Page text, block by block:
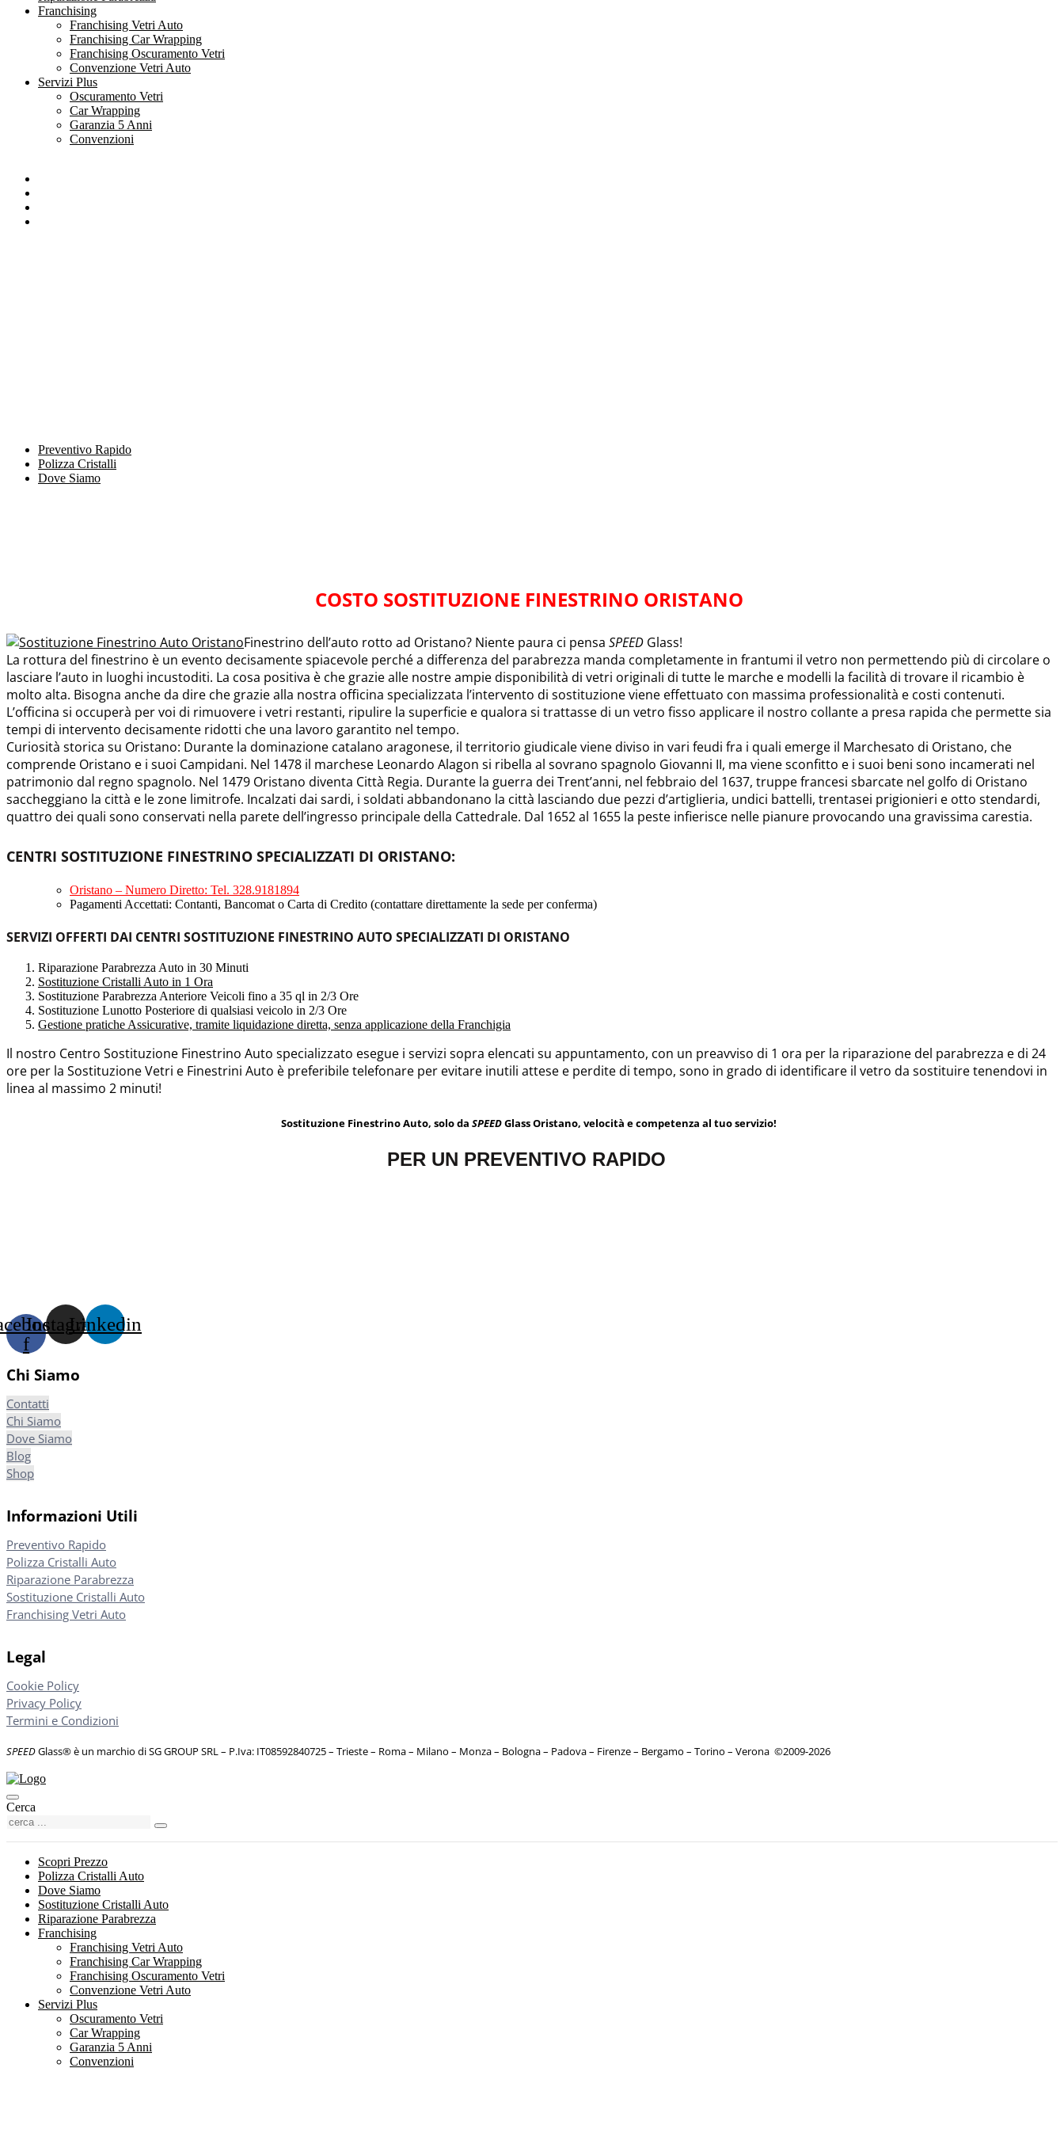
Franchising
Franchising Vetri Auto
Franchising Car Wrapping
Franchising Oscuramento Vetri
Convenzione Vetri Auto
Servizi Plus
Oscuramento Vetri
Car Wrapping
Garanzia 5 Anni
Convenzioni
Preventivo Rapido
Polizza Cristalli
Dove Siamo
COSTO SOSTITUZIONE FINESTRINO ORISTANO
Finestrino dell’auto rotto ad Oristano? Niente paura ci pensa SPEED Glass!
La rottura del finestrino è un evento decisamente spiacevole perché a differenza del parabrezza manda completamente in frantumi il vetro non permettendo più di circolare o
lasciare l’auto in luoghi incustoditi. La cosa positiva è che grazie alle nostre ampie disponibilità di vetri originali di tutte le marche e modelli la facilità di trovare il ricambio è
molto alta. Bisogna anche da dire che grazie alla nostra officina specializzata l’intervento di sostituzione viene effettuato con massima professionalità e costi contenuti.
L’officina si occuperà per voi di rimuovere i vetri restanti, ripulire la superficie e qualora si trattasse di un vetro fisso applicare il nostro collante a presa rapida che permette sia
tempi di intervento decisamente ridotti che una lavoro garantito nel tempo.
Curiosità storica su Oristano: Durante la dominazione catalano aragonese, il territorio giudicale viene diviso in vari feudi fra i quali emerge il Marchesato di Oristano, che
comprende Oristano e i suoi Campidani. Nel 1478 il marchese Leonardo Alagon si ribella al sovrano spagnolo Giovanni II, ma viene sconfitto e i suoi beni sono incamerati nel
patrimonio dal regno spagnolo. Nel 1479 Oristano diventa Città Regia. Durante la guerra dei Trent’anni, nel febbraio del 1637, truppe francesi sbarcate nel golfo di Oristano
saccheggiano la città e le zone limitrofe. Incalzati dai sardi, i soldati abbandonano la città lasciando due pezzi d’artiglieria, undici battelli, trentasei prigionieri e otto stendardi,
quattro dei quali sono conservati nella parete dell’ingresso principale della Cattedrale. Dal 1652 al 1655 la peste infierisce nelle pianure provocando una gravissima carestia.
CENTRI SOSTITUZIONE FINESTRINO SPECIALIZZATI DI ORISTANO:
Oristano – Numero Diretto: Tel. 328.9181894
Pagamenti Accettati: Contanti, Bancomat o Carta di Credito (contattare direttamente la sede per conferma)
SERVIZI OFFERTI DAI CENTRI SOSTITUZIONE FINESTRINO AUTO SPECIALIZZATI DI ORISTANO
Riparazione Parabrezza Auto in 30 Minuti
Sostituzione Cristalli Auto in 1 Ora
Sostituzione Parabrezza Anteriore Veicoli fino a 35 ql in 2/3 Ore
Sostituzione Lunotto Posteriore di qualsiasi veicolo in 2/3 Ore
Gestione pratiche Assicurative, tramite liquidazione diretta, senza applicazione della Franchigia
Il nostro Centro Sostituzione Finestrino Auto specializzato esegue i servizi sopra elencati su appuntamento, con un preavviso di 1 ora per la riparazione del parabrezza e di 24
ore per la Sostituzione Vetri e Finestrini Auto è preferibile telefonare per evitare inutili attese e perdite di tempo, sono in grado di identificare il vetro da sostituire tenendovi in
linea al massimo 2 minuti!
Sostituzione Finestrino Auto, solo da SPEEDGlass Oristano, velocità e competenza al tuo servizio!
PER UN PREVENTIVO RAPIDO
f
InstagramLinkedin
Chi Siamo
Contatti
Chi Siamo
Dove Siamo
Blog
Shop
Informazioni Utili
Preventivo Rapido
Polizza Cristalli Auto
Riparazione Parabrezza
Sostituzione Cristalli Auto
Franchising Vetri Auto
Legal
Cookie Policy
Privacy Policy
Termini e Condizioni
SPEEDGlass® è un marchio di SG GROUP SRL – P.Iva: IT08592840725– Trieste – Roma – Milano – Monza – Bologna – Padova – Firenze – Bergamo – Torino – Verona ©2009-2026
Cerca
Scopri Prezzo
Polizza Cristalli Auto
Dove Siamo
Sostituzione Cristalli Auto
Riparazione Parabrezza
Franchising
Franchising Vetri Auto
Franchising Car Wrapping
Franchising Oscuramento Vetri
Convenzione Vetri Auto
Servizi Plus
Oscuramento Vetri
Car Wrapping
Garanzia 5 Anni
Convenzioni